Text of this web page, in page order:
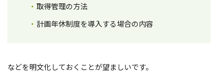
取得管理の方法
計画年休制度を導入する場合の内容
などを明文化しておくことが望ましいです。